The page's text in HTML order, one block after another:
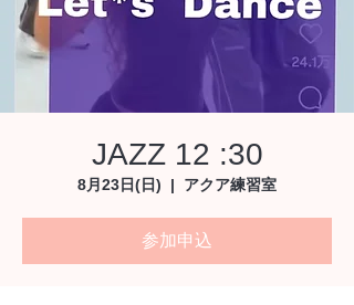
JAZZ 12 :30
8月23日(日)
  |
アクア練習室
参加申込